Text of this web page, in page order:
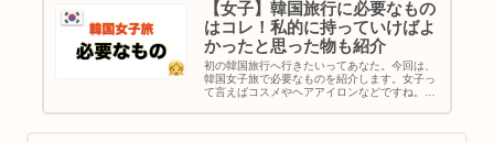
【女子】韓国旅行に必要なもの
はコレ！私的に持っていけばよ
かったと思った物も紹介
初の韓国旅行へ行きたいってあなた。今回は、
韓国女子旅で必要なものを紹介します。女子っ
て言えばコスメやヘアアイロンなどですね。男
私が韓国旅行しながら「これ持っていけばよか